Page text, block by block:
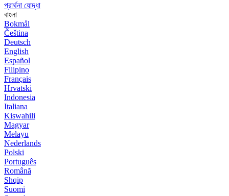
প্রার্থনা যোদ্ধা
বাংলা
Bokmål
Čeština
Deutsch
English
Español
Filipino
Français
Hrvatski
Indonesia
Italiana
Kiswahili
Magyar
Melayu
Nederlands
Polski
Português
Română
Shqip
Suomi